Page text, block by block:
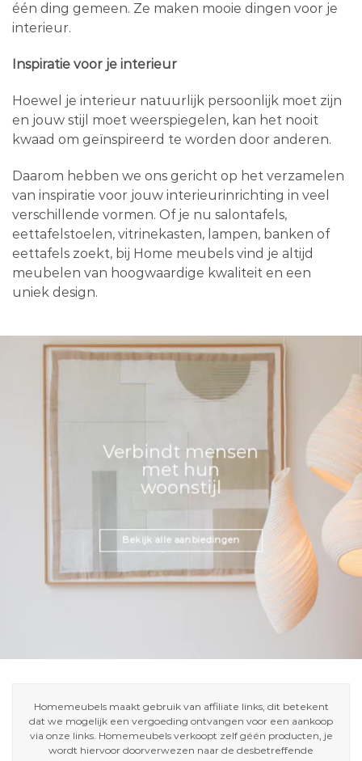
één ding gemeen. Ze maken mooie dingen voor je
interieur.
Inspiratie voor je interieur
Hoewel je interieur natuurlijk persoonlijk moet zijn
en jouw stijl moet weerspiegelen, kan het nooit
kwaad om geïnspireerd te worden door anderen.
Daarom hebben we ons gericht op het verzamelen
van inspiratie voor jouw interieurinrichting in veel
verschillende vormen. Of je nu salontafels,
eettafelstoelen, vitrinekasten, lampen, banken of
eettafels zoekt, bij Home meubels vind je altijd
meubelen van hoogwaardige kwaliteit en een
uniek design.
Verbindt mensen
met hun
woonstijl
Bekijk alle aanbiedingen
Homemeubels maakt gebruik van affiliate links, dit betekent
dat we mogelijk een vergoeding ontvangen voor een aankoop
via onze links. Homemeubels verkoopt zelf géén producten, je
wordt hiervoor doorverwezen naar de desbetreffende